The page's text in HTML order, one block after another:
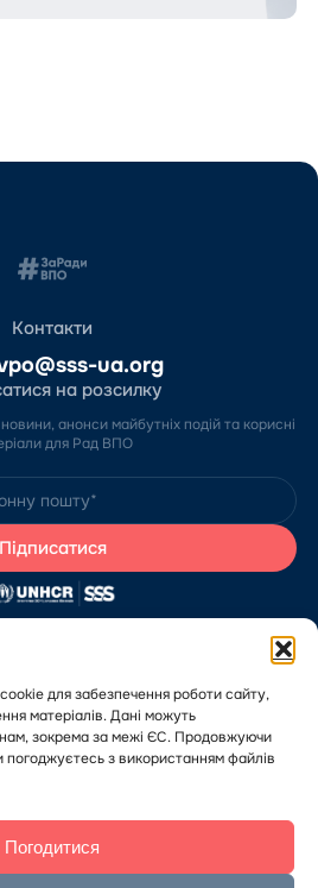
для забезпечення роботи сайту,
матеріалів. Дані можуть
зокрема за межі ЄС. Продовжуючи
погоджуєтесь з використанням файлів
Погодитися
Контакти
ua.org
на розсилку
анонси майбутніх подій та корисні
для Рад ВПО
фонд «Стабілізейшен Суппорт Сервісез»
у справах біженців в Україні (УВКБ ООН).
відповідальністю БО «БФ “ССС”» та не
щодо роботи Порталу Рад ВПО,
нам черезформу скарг
оголошення на Портал? Дізнайтеся, як це
за посиланням.
Суппорт Сервісез». Усі